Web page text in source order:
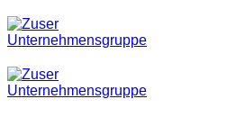
Zum
Inhalt
springen